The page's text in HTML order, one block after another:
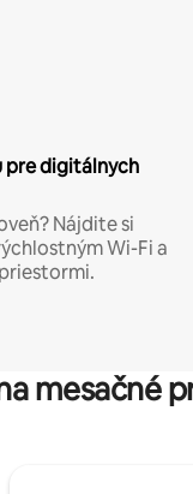
pre digitálnych
Nájdite si
Wi-Fi a
mesačné